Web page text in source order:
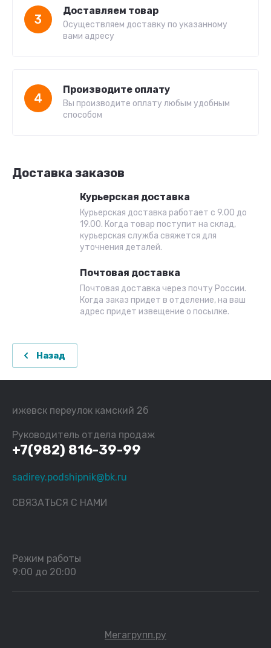
3
Доставляем товар
Осуществляем доставку по указанному
вами адресу
4
Производите оплату
Вы производите оплату любым удобным
способом
Доставка заказов
Курьерская доставка
Курьерская доставка работает с 9.00 до
19.00. Когда товар поступит на склад,
курьерская служба свяжется для
уточнения деталей.
Почтовая доставка
Почтовая доставка через почту России.
Когда заказ придет в отделение, на ваш
адрес придет извещение о посылке.
Назад
ижевск переулок камский 2б
Руководитель отдела продаж
+7(982) 816-39-99
sadirey.podshipnik@bk.ru
СВЯЗАТЬСЯ С НАМИ
Режим работы
9:00 до 20:00
Мегагрупп.ру